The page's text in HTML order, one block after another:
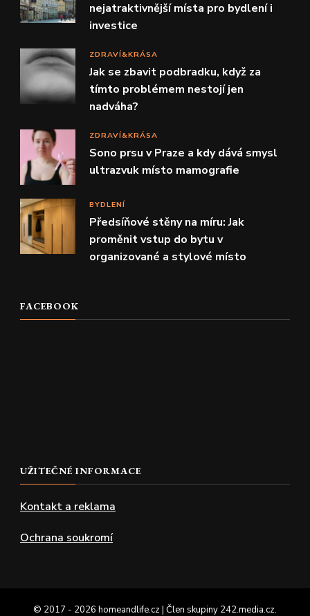
nejatraktivnější místa pro bydlení i
investice
ZDRAVÍ&KRÁSA
Jak se zbavit podbradku, když za
tímto problémem nestojí jen
nadváha?
ZDRAVÍ&KRÁSA
Sono prsu v Praze a kdy dává smysl
ultrazvuk místo mamografie
BYDLENÍ
Předsíňové stěny na míru: Jak
proměnit vstup do bytu v
organizované a stylové místo
FACEBOOK
UŽITEČNÉ INFORMACE
Kontakt a reklama
Ochrana soukromí
© 2017 - 2026 homeandlife.cz | Člen skupiny 242.media.cz.